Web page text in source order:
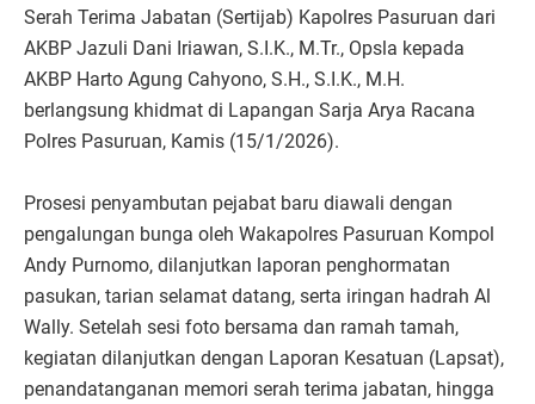
Serah Terima Jabatan (Sertijab) Kapolres Pasuruan dari
AKBP Jazuli Dani Iriawan, S.I.K., M.Tr., Opsla kepada
AKBP Harto Agung Cahyono, S.H., S.I.K., M.H.
berlangsung khidmat di Lapangan Sarja Arya Racana
Polres Pasuruan, Kamis (15/1/2026).
Prosesi penyambutan pejabat baru diawali dengan
pengalungan bunga oleh Wakapolres Pasuruan Kompol
Andy Purnomo, dilanjutkan laporan penghormatan
pasukan, tarian selamat datang, serta iringan hadrah Al
Wally. Setelah sesi foto bersama dan ramah tamah,
kegiatan dilanjutkan dengan Laporan Kesatuan (Lapsat),
penandatanganan memori serah terima jabatan, hingga